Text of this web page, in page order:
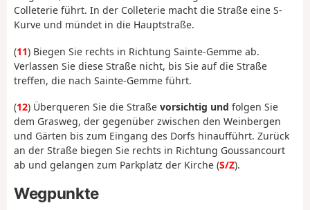
Colleterie führt. In der Colleterie macht die Straße eine S-
Kurve und mündet in die Hauptstraße.
(11) Biegen Sie rechts in Richtung Sainte-Gemme ab.
Verlassen Sie diese Straße nicht, bis Sie auf die Straße
treffen, die nach Sainte-Gemme führt.
(12) Überqueren Sie die Straße vorsichtig und folgen Sie
dem Grasweg, der gegenüber zwischen den Weinbergen
und Gärten bis zum Eingang des Dorfs hinaufführt. Zurück
an der Straße biegen Sie rechts in Richtung Goussancourt
ab und gelangen zum Parkplatz der Kirche (S/Z).
Wegpunkte